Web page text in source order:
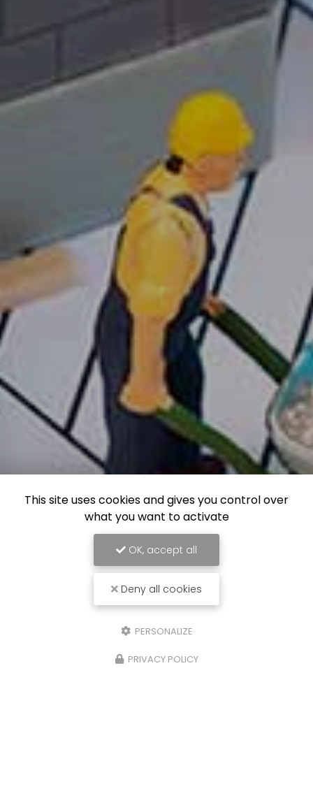
This site uses cookies and gives you control over
what you want to activate
OK, accept all
Deny all cookies
PERSONALIZE
PRIVACY POLICY